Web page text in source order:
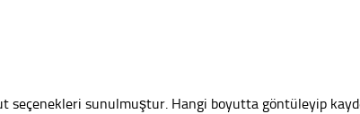
seçenekleri sunulmuştur. Hangi boyutta göntüleyip